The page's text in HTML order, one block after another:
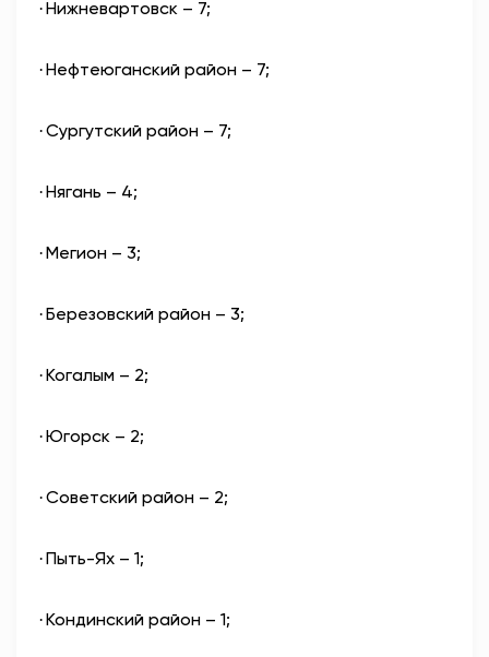
·Нижневартовск – 7;
·Нефтеюганский район – 7;
·Сургутский район – 7;
·Нягань – 4;
·Мегион – 3;
·Березовский район – 3;
·Когалым – 2;
·Югорск – 2;
·Советский район – 2;
·Пыть-Ях – 1;
·Кондинский район – 1;